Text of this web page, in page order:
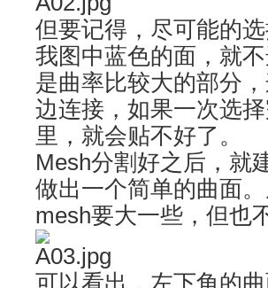
但要记得，尽可能的
我图中蓝色的面，就
是曲率比较大的部分
边连接，如果一次选
里，就会贴不好了。
Mesh分割好之后，就
做出一个简单的曲面
mesh要大一些，但也
可以看出，左下角的